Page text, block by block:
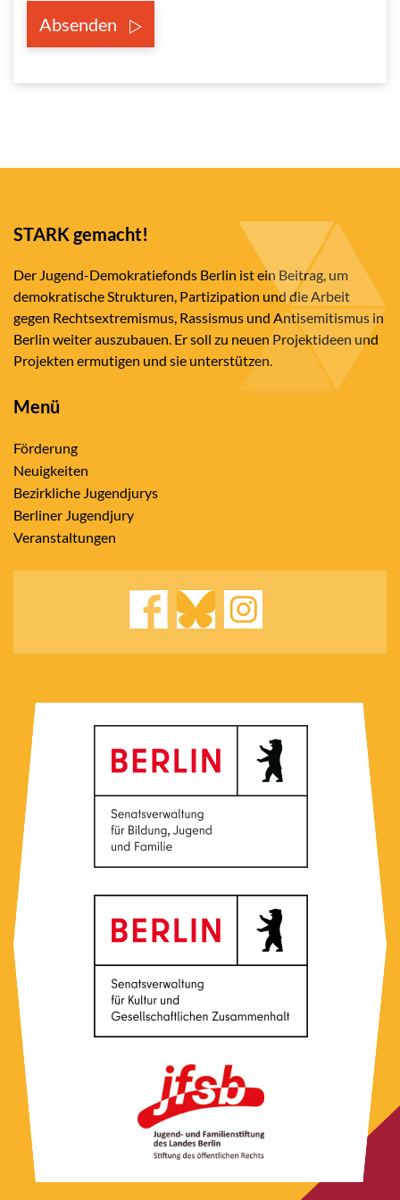
Absenden
STARK gemacht!
Der Jugend-Demokratiefonds Berlin ist ein Beitrag, um
demokratische Strukturen, Partizipation und die Arbeit
gegen Rechtsextremismus, Rassismus und Antisemitismus in
Berlin weiter auszubauen. Er soll zu neuen Projektideen und
Projekten ermutigen und sie unterstützen.
Menü
Förderung
Neuigkeiten
Bezirkliche Jugendjurys
Berliner Jugendjury
Veranstaltungen